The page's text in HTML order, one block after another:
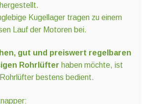
Kugellager tragen zu einem
Lauf der Motoren bei.
gut und preiswert regelbaren
Rohrlüfter haben möchte, ist
bestens bedient.